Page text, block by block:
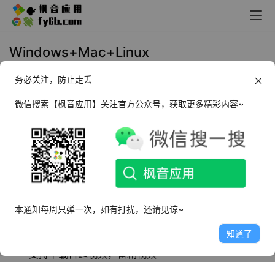
Windows+Mac+Linux
2022年7月18日 11:25 Mac应用 上传下载
BilibiliVideoDownloader是一款开源、免费、跨
平台的 bilibili 视频下载桌面端软件，支持
windows,Mac和Linux平台下载。
软件特点
支持下载普通视频，番剧视频
务必关注，防止走丢
微信搜索【枫音应用】关注官方公众号，获取更多精彩内容~
本通知每周只弹一次，如有打扰，还请见谅~
知道了